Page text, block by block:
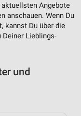
Angebote
anschauen. Wenn Du
kannst Du über die
Deiner Lieblings-
und